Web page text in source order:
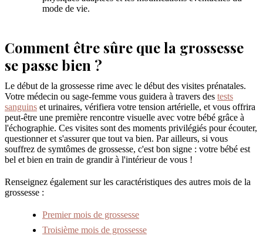
mode de vie.
Comment être sûre que la grossesse
se passe bien ?
Le début de la grossesse rime avec le début des visites prénatales.
Votre médecin ou sage-femme vous guidera à travers des tests
sanguins et urinaires, vérifiera votre tension artérielle, et vous offrira
peut-être une première rencontre visuelle avec votre bébé grâce à
l'échographie. Ces visites sont des moments privilégiés pour écouter,
questionner et s'assurer que tout va bien. Par ailleurs, si vous
souffrez de symtômes de grossesse, c'est bon signe : votre bébé est
bel et bien en train de grandir à l'intérieur de vous !
Renseignez également sur les caractéristiques des autres mois de la
grossesse :
Premier mois de grossesse
Troisième mois de grossesse